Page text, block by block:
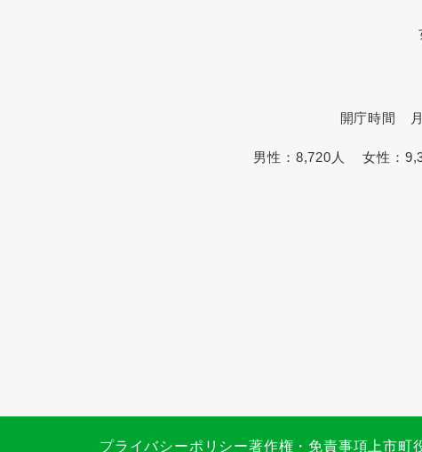
開庁時間 月
男性： 8,720人 女性：
プライバシーポリシー著作権・免責事項 上市町